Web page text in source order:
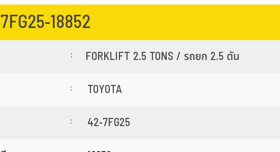
18852
: FORKLIFT 2.5 TONS / รถยก 2.5 ตัน
:
TOYOTA
:
42-7FG25